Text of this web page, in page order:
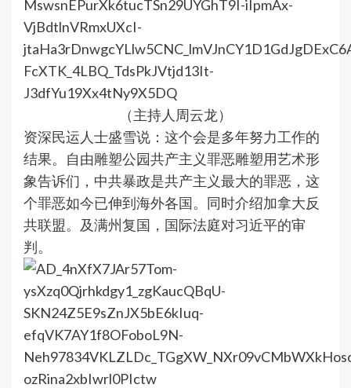
（主持人周云龙）
资深民运人士盛雪说：这个会是多年努力工作的
结果。自由雕塑公园共产主义罪恶雕塑用艺术形
象告诉们，中共暴政是共产主义最大的罪恶，这
个罪恶如今已伸到海外各国。同时介绍加拿大反
共联盟。及满州复国，国际法庭对习近平的审
判。